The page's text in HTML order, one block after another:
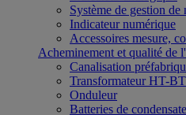
Système de gestion de
Indicateur numérique
Accessoires mesure,
Acheminement et qualité de
Canalisation
Transformateur HT-BT
Onduleur
Batteries de